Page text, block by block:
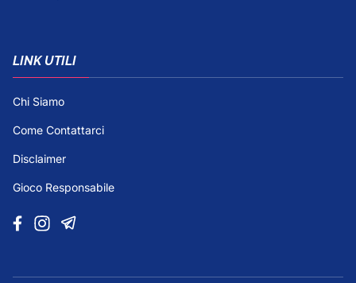
LINK UTILI
Chi Siamo
Come Contattarci
Disclaimer
Gioco Responsabile